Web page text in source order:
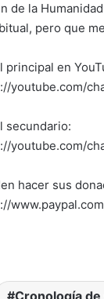
de la
pero que
principal en
youtube.com/
secundario:
youtube.com/
hacer sus